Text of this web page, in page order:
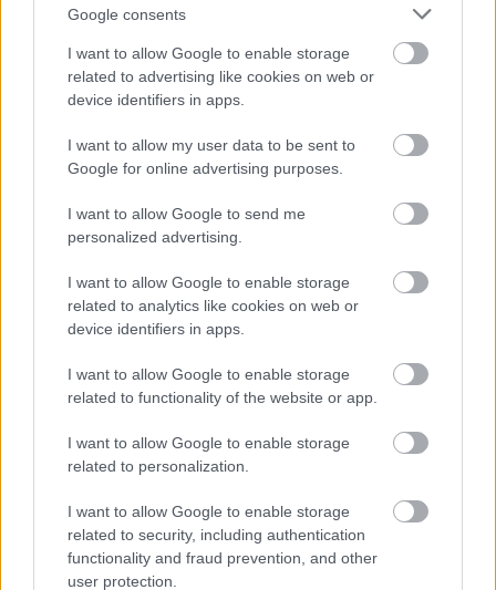
Google consents
I want to allow Google to enable storage
related to advertising like cookies on web or
device identifiers in apps.
I want to allow my user data to be sent to
Google for online advertising purposes.
I want to allow Google to send me
personalized advertising.
I want to allow Google to enable storage
related to analytics like cookies on web or
device identifiers in apps.
I want to allow Google to enable storage
related to functionality of the website or app.
I want to allow Google to enable storage
related to personalization.
I want to allow Google to enable storage
related to security, including authentication
functionality and fraud prevention, and other
user protection.
Nagy vacsoraaz Egyesült Államok nyugati részén
játszódik, egy középosztálybeli, konzervatív, amolyan
tragikomikusnak, nevetségesnek tűntek ezek az
emberek, de végül is ilyenek is vagyunk. Mindenki talál
majd valamit a darabban, amihez kapcsolódni tud,
hiszen mindannyian voltunk szeretők, megcsaltak,
rossz házasságban élők, stb. A végén mégis heroikus
lesz ez az egész őrület. Szeretem, ha valaminek az a
vége, hogy van értelme, akármilyen nevetséges,
kisstílű, kisszerű is az az élet, de mégis csak nehéz
normálisan, tisztességgel, emberségesen végigcsinálni,